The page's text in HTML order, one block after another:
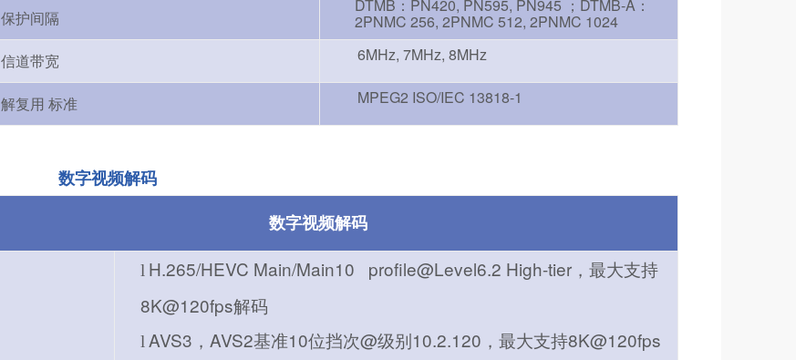
保护间隔
DTMB：PN420, PN595, PN945 ；DTMB-A：
2PNMC 256, 2PNMC 512, 2PNMC 1024
信道带宽
6MHz, 7MHz, 8MHz
解复用 标准 MPEG2 ISO/IEC 13818-1
数字视频解码
数字视频解码
l H.265/HEVC Main/Main10 profile@Level6.2 High-tier，最大支持
8K@120fps解码
l AVS3，AVS2基准10位挡次@级别10.2.120，最大支持8K@120fps